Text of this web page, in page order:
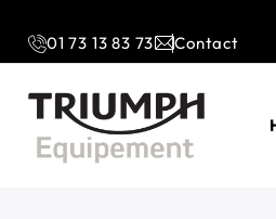
01 73 13 83 73 Contact